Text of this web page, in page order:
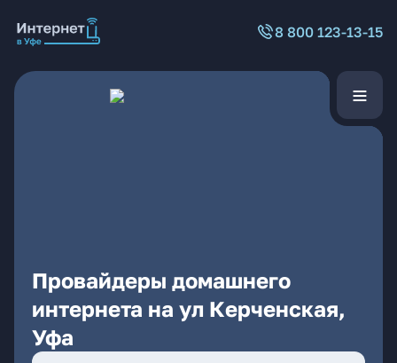
8 800 123-13-15
Провайдеры домашнего
интернета на ул Керченская,
Уфа